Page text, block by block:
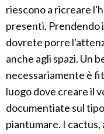
riescono a ricreare
presenti. Prendendo
dovrete porre
anche agli spazi. Un
necessariamente è
luogo dove creare il
documentiate sul
piantumare. I cactus,